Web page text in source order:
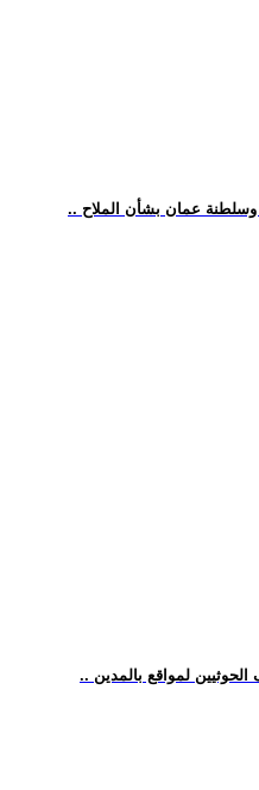
وسلطنة عمان بشأن الملاح
لمواقع بالمدين